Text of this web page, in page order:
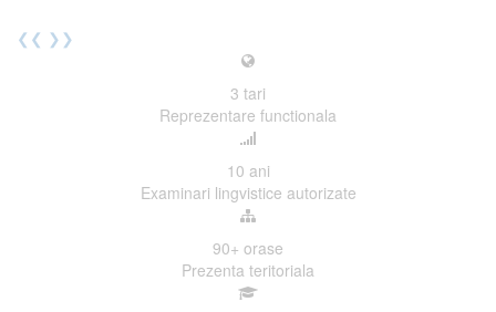
❮❮ ❯❯
3 tari
Reprezentare functionala
10 ani
Examinari lingvistice autorizate
90+ orase
Prezenta teritoriala